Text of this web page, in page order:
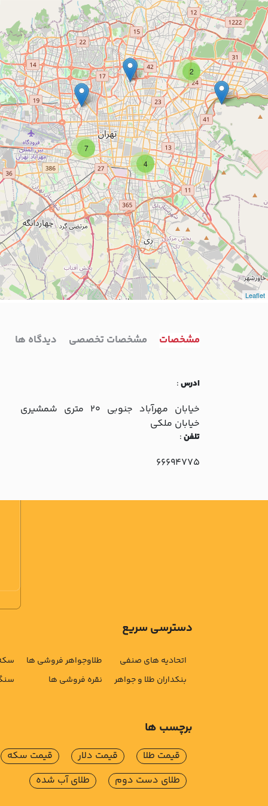
7
2
4
Leaflet
مشخصات مشخصات تخصصی دیدگاه ها
ادرس:
خيابان مهرآباد جنوبي 20 متري شمشيري
خيابان ملکي
تلفن:
66694775
دسترسی سریع
اتحادیه های صنفی
بنکداران طلا و جواهر
طلاوجواهر فروشی ها
نقره فروشی ها
برچسب ها
قیمت طلا قیمت دلار
قیمت سکه
طلای دست دوم
طلای آب شده